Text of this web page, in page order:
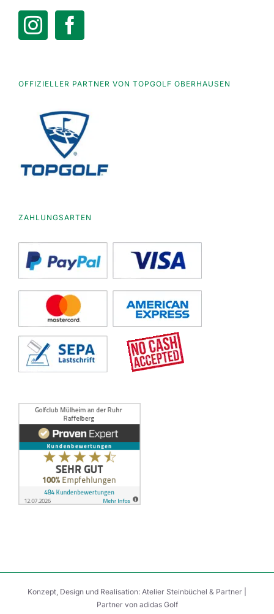
OFFIZIELLER PARTNER VON TOPGOLF OBERHAUSEN
ZAHLUNGSARTEN
Konzept, Design und Realisation: Atelier Steinbüchel & Partner
Partner von adidas Golf